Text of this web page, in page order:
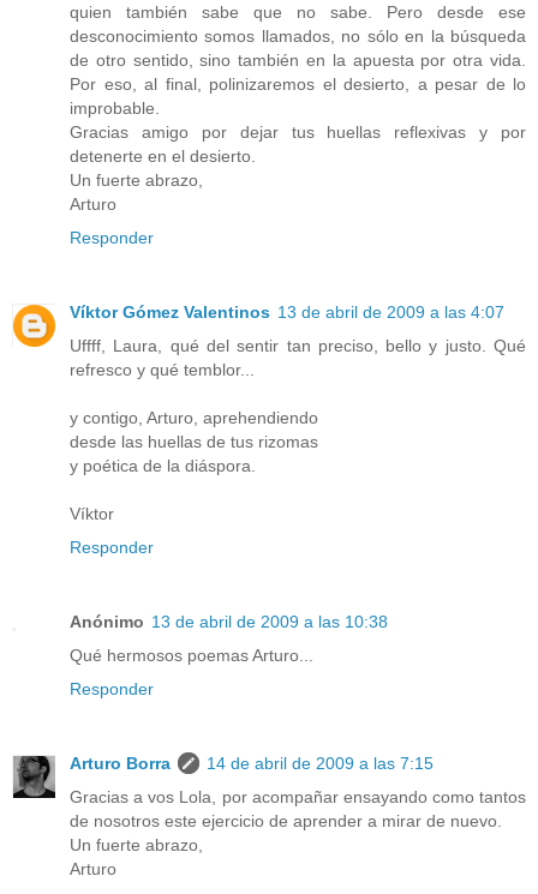
quien también sabe que no sabe. Pero desde ese
desconocimiento somos llamados, no sólo en la búsqueda
de otro sentido, sino también en la apuesta por otra vida.
Por eso, al final, polinizaremos el desierto, a pesar de lo
improbable.
Gracias amigo por dejar tus huellas reflexivas y por
detenerte en el desierto.
Un fuerte abrazo,
Arturo
Responder
Víktor Gómez Valentinos 13 de abril de 2009 a las 4:07
Uffff, Laura, qué del sentir tan preciso, bello y justo. Qué
refresco y qué temblor...
y contigo, Arturo, aprehendiendo
desde las huellas de tus rizomas
y poética de la diáspora.
Víktor
Responder
Anónimo 13 de abril de 2009 a las 10:38
Qué hermosos poemas Arturo...
Responder
Arturo Borra
14 de abril de 2009 a las 7:15
Gracias a vos Lola, por acompañar ensayando como tantos
de nosotros este ejercicio de aprender a mirar de nuevo.
Un fuerte abrazo,
Arturo